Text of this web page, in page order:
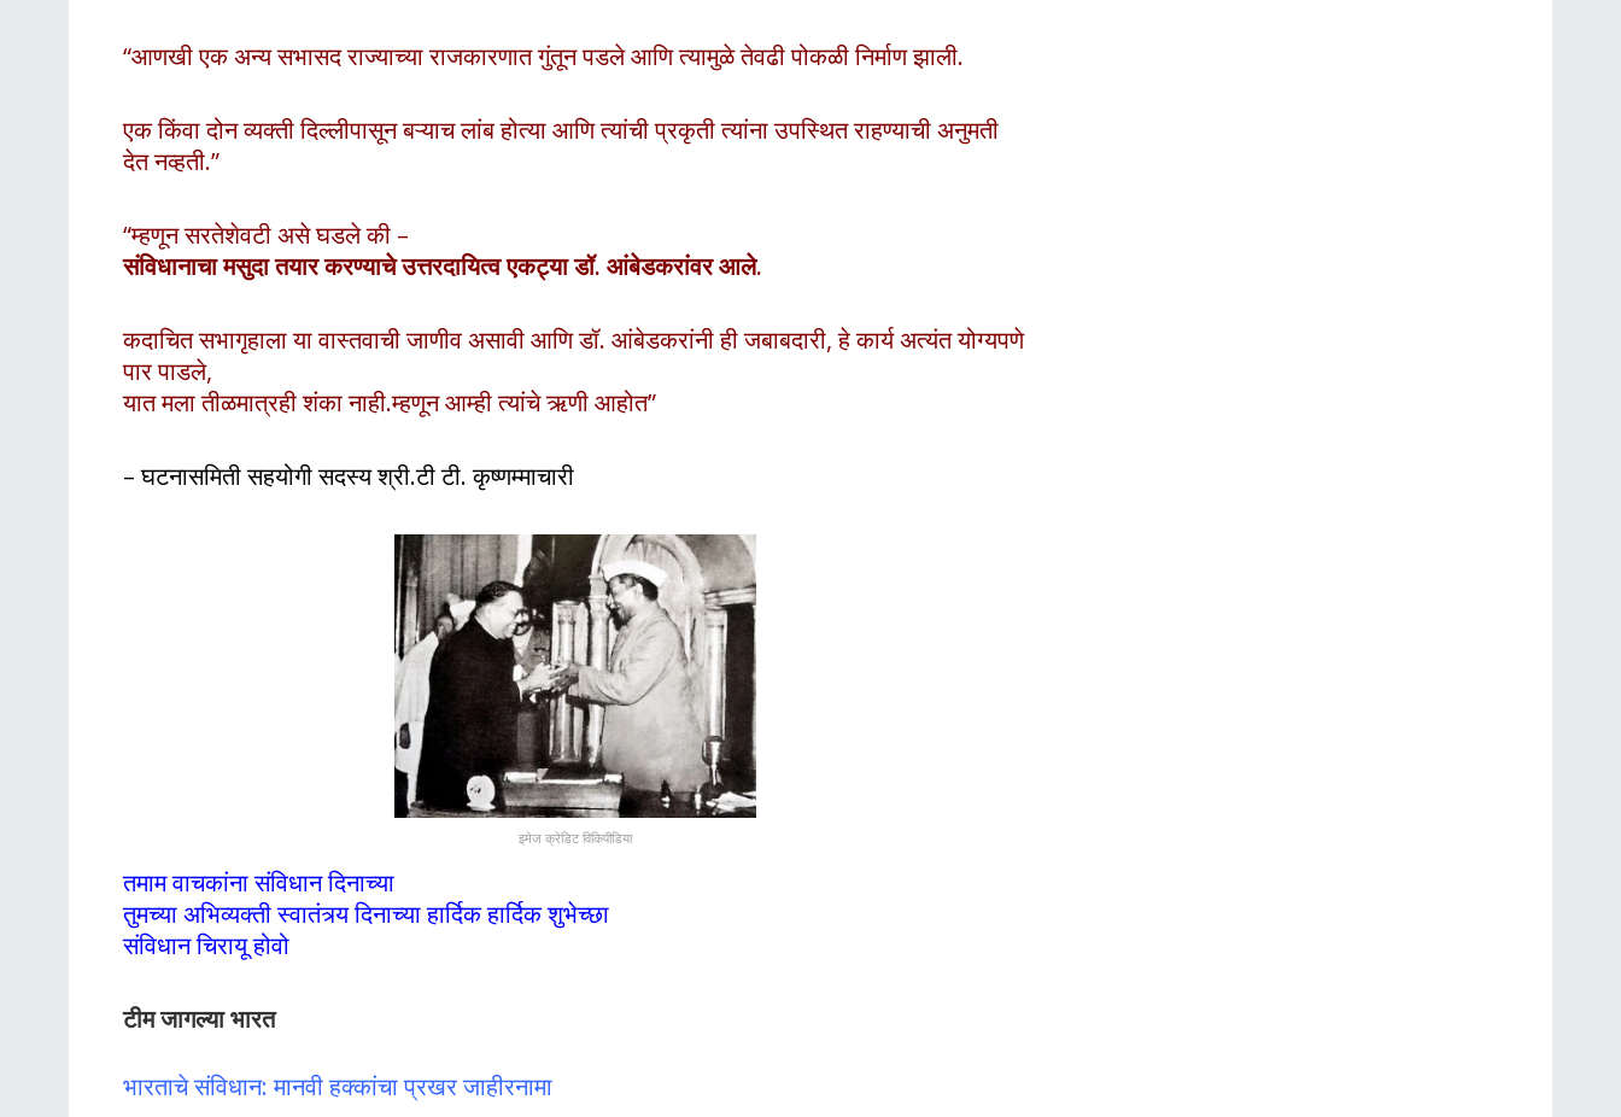
“आणखी एक अन्य सभासद राज्याच्या राजकारणात गुंतून पडलेआणि त्यामुळे तेवढी पोकळी निर्माण झाली.
एक किंवा दोन व्यक्ती दिल्लीपासून बऱ्याच लांब होत्या आणि त्यांची प्रकृती त्यांना उपस्थित राहण्याची अनुमती
देत नव्हती.”
“म्हणून सरतेशेवटी असे घडले की –
संविधानाचा मसुदा तयार करण्याचे उत्तरदायित्व एकट्या डॉ. आंबेडकरांवर आले.
कदाचित सभागृहाला या वास्तवाची जाणीव असावी आणि डॉ. आंबेडकरांनी ही जबाबदारी, हे कार्य अत्यंत योग्यपणे
पार पाडले,
यात मला तीळमात्रही शंका नाही.म्हणून आम्ही त्यांचे ऋणी आहोत”
– घटनासमिती सहयोगी सदस्य श्री.टी टी. कृष्णम्माचारी
इमेज क्रेडिट विकिपीडिया
तमाम वाचकांना संविधान दिनाच्या
तुमच्या अभिव्यक्ती स्वातंत्र्य दिनाच्या हार्दिक हार्दिक शुभेच्छा
संविधान चिरायू होवो
टीम जागल्या भारत
भारताचे संविधान: मानवी हक्कांचा प्रखर जाहीरनामा